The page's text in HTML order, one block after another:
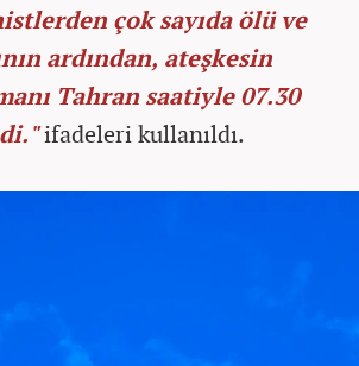
çok sayıda ölü ve
ardından, ateşkesin
Tahran saatiyle 07.30
ifadeleri kullanıldı.